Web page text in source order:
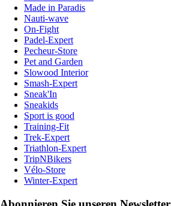
Made in Paradis
Nauti-wave
On-Fight
Padel-Expert
Pecheur-Store
Pet and Garden
Slowood Interior
Smash-Expert
Sneak'In
Sneakids
Sport is good
Training-Fit
Trek-Expert
Triathlon-Expert
TripNBikers
Vélo-Store
Winter-Expert